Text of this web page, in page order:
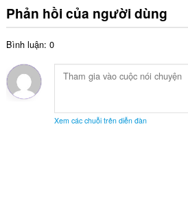
Phản hồi của người dùng
Bình luận: 0
Xem các chuỗi trên diễn đàn